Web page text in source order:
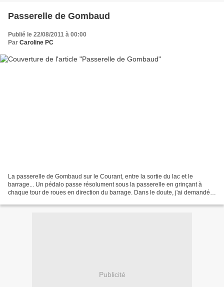
Passerelle de Gombaud
Publié le 22/08/2011 à 00:00
Par Caroline PC
La passerelle de Gombaud sur le Courant, entre la sortie du lac et le
barrage... Un pédalo passe résolument sous la passerelle en grinçant à
chaque tour de roues en direction du barrage. Dans le doute, j'ai demandé
Publicité